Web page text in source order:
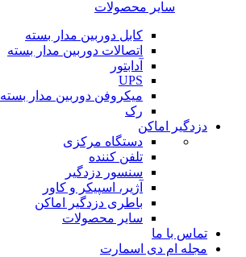
سایر محصولات
کابل دوربین مدار بسته
اتصالات دوربین مدار بسته
آدابتور
UPS
میکروفن دوربین مدار بسته
رک
دزدگیر اماکن
دستگاه مرکزی
تلفن کننده
سنسور دزدگیر
آژیر، اسپیکر و کاور
باطری دزدگیر اماکن
سایر محصولات
تماس با ما
مجله ام دی اسمارت